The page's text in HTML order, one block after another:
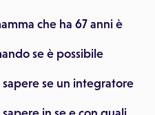
che ha 67 anni è
se è possibile
se un integratore